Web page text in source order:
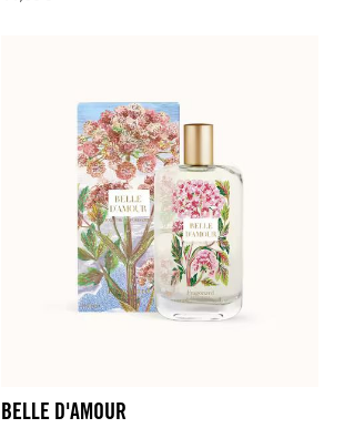
BELLE D'AMOUR